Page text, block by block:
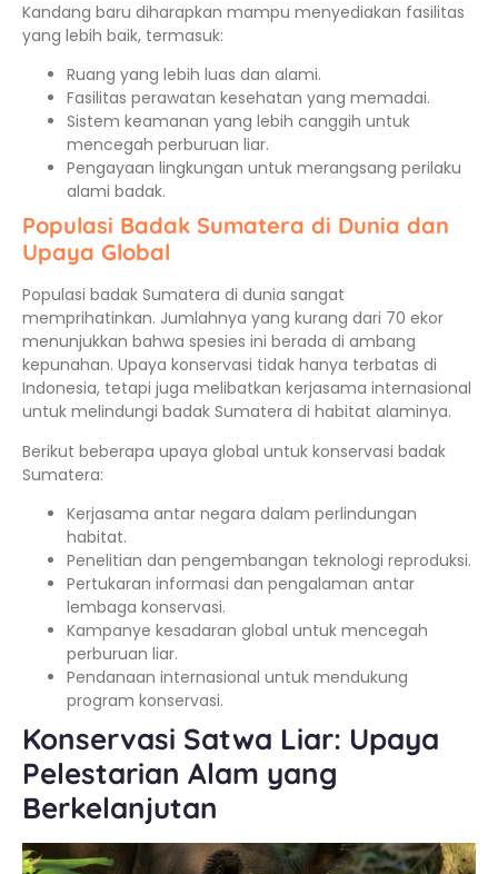
Kandang baru diharapkan mampu menyediakan fasilitas
yang lebih baik, termasuk:
Ruang yang lebih luas dan alami.
Fasilitas perawatan kesehatan yang memadai.
Sistem keamanan yang lebih canggih untuk
mencegah perburuan liar.
Pengayaan lingkungan untuk merangsang perilaku
alami badak.
Populasi Badak Sumatera di Dunia dan
Upaya Global
Populasi badak Sumatera di dunia sangat
memprihatinkan. Jumlahnya yang kurang dari 70 ekor
menunjukkan bahwa spesies ini berada di ambang
kepunahan. Upaya konservasi tidak hanya terbatas di
Indonesia, tetapi juga melibatkan kerjasama internasional
untuk melindungi badak Sumatera di habitat alaminya.
Berikut beberapa upaya global untuk konservasi badak
Sumatera:
Kerjasama antar negara dalam perlindungan
habitat.
Penelitian dan pengembangan teknologi reproduksi.
Pertukaran informasi dan pengalaman antar
lembaga konservasi.
Kampanye kesadaran global untuk mencegah
perburuan liar.
Pendanaan internasional untuk mendukung
program konservasi.
Konservasi Satwa Liar: Upaya
Pelestarian Alam yang
Berkelanjutan